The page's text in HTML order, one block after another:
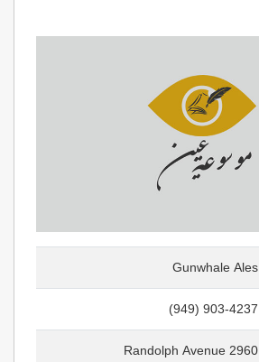
Gunwhale Ales
(949) 903-4237
2960 Randolph Avenue